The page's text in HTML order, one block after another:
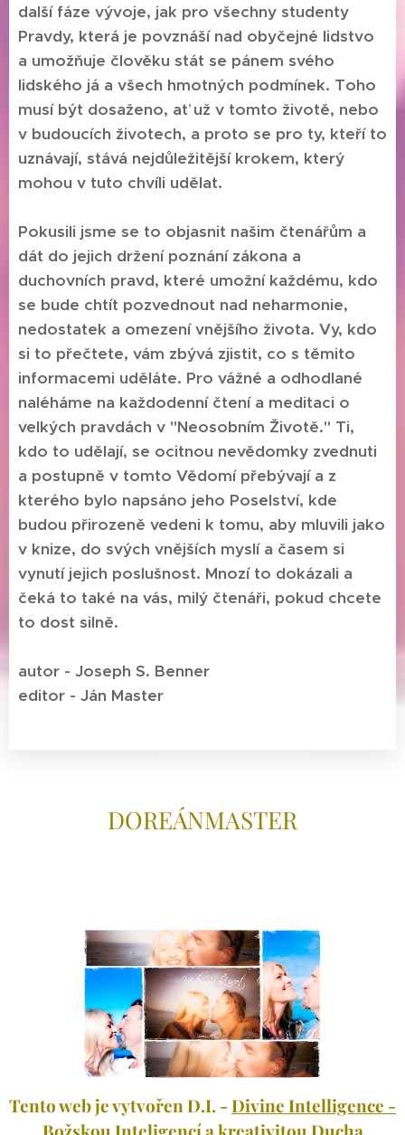
další fáze vývoje, jak pro všechny studenty
Pravdy, která je povznáší nad obyčejné lidstvo
a umožňuje člověku stát se pánem svého
lidského já a všech hmotných podmínek. Toho
musí být dosaženo, ať už v tomto životě, nebo
v budoucích životech, a proto se pro ty, kteří to
uznávají, stává nejdůležitější krokem, který
mohou v tuto chvíli udělat.
Pokusili jsme se to objasnit našim čtenářům a
dát do jejich držení poznání zákona a
duchovních pravd, které umožní každému, kdo
se bude chtít pozvednout nad neharmonie,
nedostatek a omezení vnějšího života. Vy, kdo
si to přečtete, vám zbývá zjistit, co s těmito
informacemi uděláte. Pro vážné a odhodlané
naléháme na každodenní čtení a meditaci o
velkých pravdách v "Neosobním Životě." Ti,
kdo to udělají, se ocitnou nevědomky zvednuti
a postupně v tomto Vědomí přebývají a z
kterého bylo napsáno jeho Poselství, kde
budou přirozeně vedeni k tomu, aby mluvili jako
v knize, do svých vnějších myslí a časem si
vynutí jejich poslušnost. Mnozí to dokázali a
čeká to také na vás, milý čtenáři, pokud chcete
to dost silně.
autor - Joseph S. Benner
editor - Ján Master
DOREÁNMASTER
Tento web je vytvořen D.I. -Divine Intelligence -